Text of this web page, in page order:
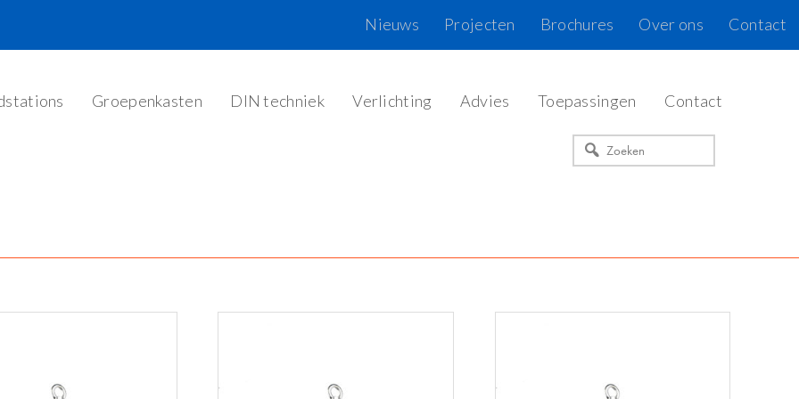
Contact
Over ons
Brochures
Projecten
Nieuws
Groepenkasten DIN techniek Verlichting Advies Toepassingen Contact
Zoeken